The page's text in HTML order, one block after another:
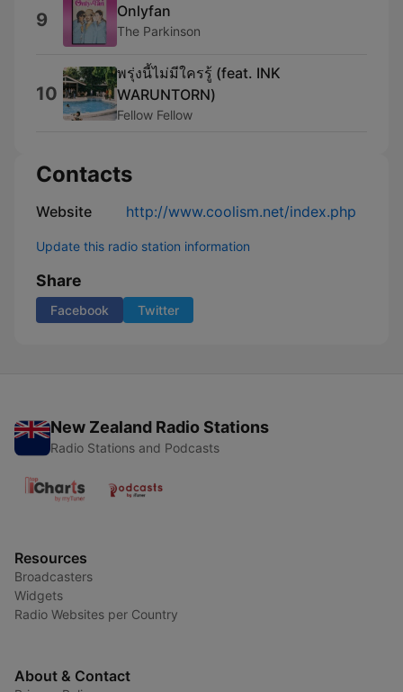
9 Onlyfan
The Parkinson
10
พรุ่งนี้ไม่มีใครรู้ (feat. INK
WARUNTORN)
Fellow Fellow
Contacts
Website http://www.coolism.net/index.php
Update this radio station information
Share
Facebook Twitter
New Zealand Radio Stations
Radio Stations and Podcasts
Resources
Broadcasters
Widgets
Radio Websites per Country
About & Contact